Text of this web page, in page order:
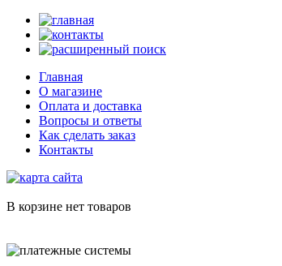
Главная
О магазине
Оплата и доставка
Вопросы и ответы
Как сделать заказ
Контакты
В корзине нет товаров